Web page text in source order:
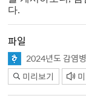
다.
파일
미리보기